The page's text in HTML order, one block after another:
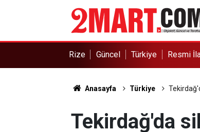
Rize Güncel Türkiye Resmi
Anasayfa Türkiye
Tekirdağ'da